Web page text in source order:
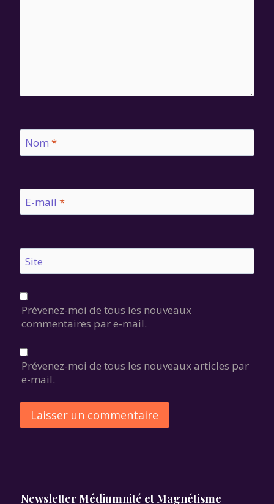
Nom *
E-mail *
Site
Prévenez-moi de tous les nouveaux
commentaires par e-mail.
Prévenez-moi de tous les nouveaux articles par
e-mail.
Newsletter Médiumnité et Magnétisme